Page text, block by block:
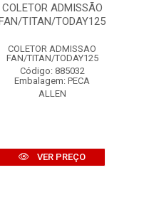
COLETOR ADMISSÃO
TITAN/TODAY125
COLETOR ADMISSAO
FAN/TITAN/TODAY125
Código: 885032
Embalagem: PECA
ALLEN
VER PREÇO